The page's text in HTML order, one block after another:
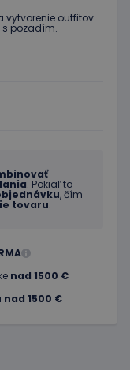
vytvorenie outfitov
s pozadím.
. Pokiaľ to
, čím
tovaru.
nad 1500 €
nad 1500 €